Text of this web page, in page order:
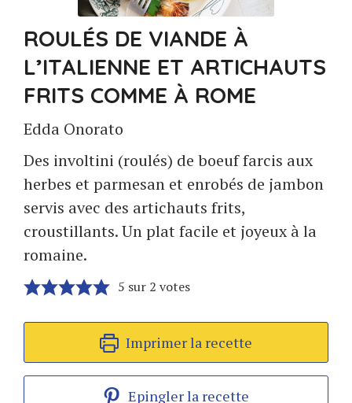
ROULÉS DE VIANDE À
L’ITALIENNE ET ARTICHAUTS
FRITS COMME À ROME
Edda Onorato
Des involtini (roulés) de boeuf farcis aux
herbes et parmesan et enrobés de jambon
servis avec des artichauts frits,
croustillants. Un plat facile et joyeux à la
romaine.
5 sur 2 votes
Imprimer la recette
Epingler la recette